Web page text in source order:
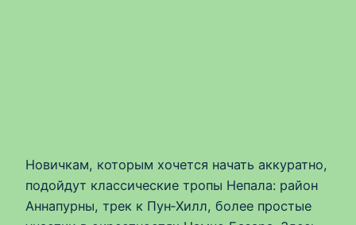
Новичкам, которым хочется начать аккуратно,
подойдут классические тропы Непала: район
Аннапурны, трек к Пун‑Хилл, более простые